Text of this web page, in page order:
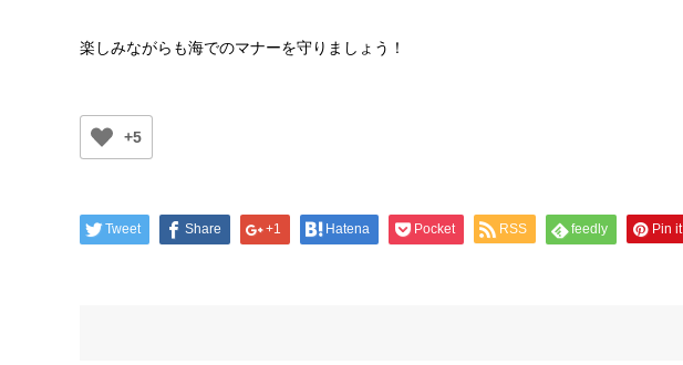
楽しみながらも海でのマナーを守りましょう！
+5
Tweet Share +1 Hatena Pocket RSS feedly Pin it